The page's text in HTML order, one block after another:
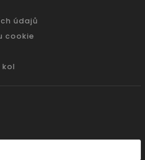
údajů
cookie